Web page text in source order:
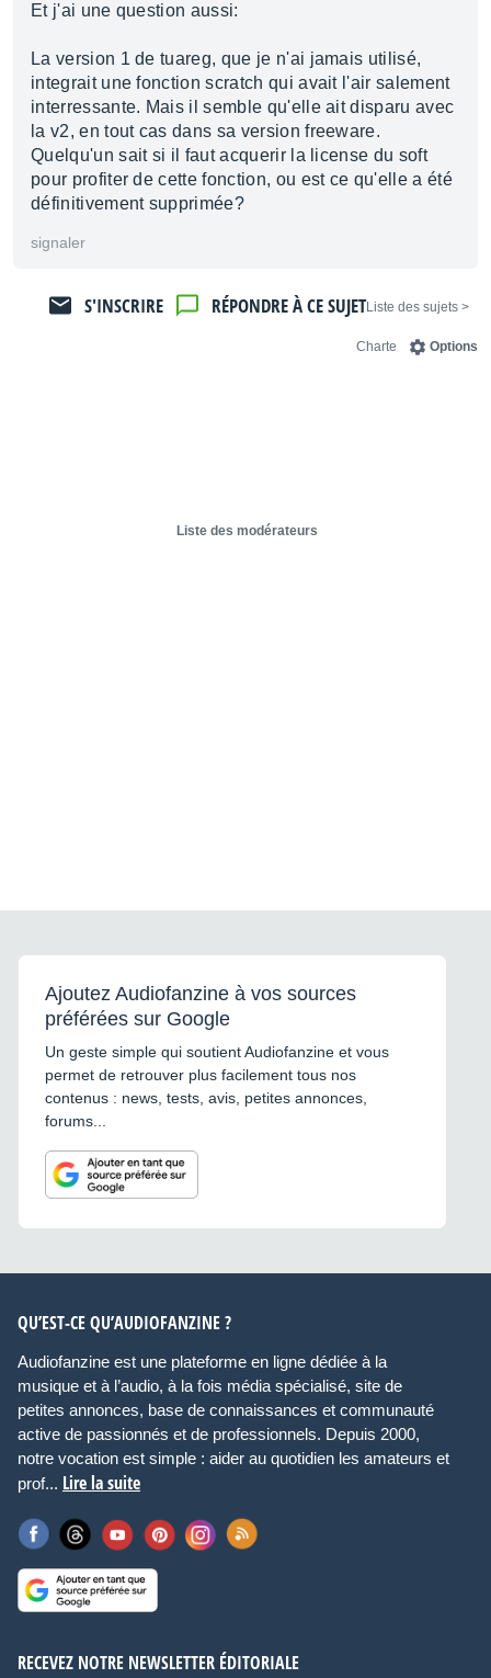
Et j'ai une question aussi:
La version 1 de tuareg, que je n'ai jamais utilisé,
integrait une fonction scratch qui avait l'air salement
interressante. Mais il semble qu'elle ait disparu avec
la v2, en tout cas dans sa version freeware.
Quelqu'un sait si il faut acquerir la license du soft
pour profiter de cette fonction, ou est ce qu'elle a été
définitivement supprimée?
signaler
< Liste des sujets
RÉPONDRE À CE SUJET
S'INSCRIRE
Options
Charte
Liste des modérateurs
Ajoutez Audiofanzine à vos sources
préférées sur Google
Un geste simple qui soutient Audiofanzine et vous
permet de retrouver plus facilement tous nos
contenus : news, tests, avis, petites annonces,
forums...
QU’EST-CE QU’AUDIOFANZINE ?
Audiofanzine est une plateforme en ligne dédiée à la
musique et à l’audio, à la fois média spécialisé, site de
petites annonces, base de connaissances et communauté
active de passionnés et de professionnels. Depuis 2000,
notre vocation est simple : aider au quotidien les amateurs et
prof... Lire la suite
RECEVEZ NOTRE NEWSLETTER ÉDITORIALE